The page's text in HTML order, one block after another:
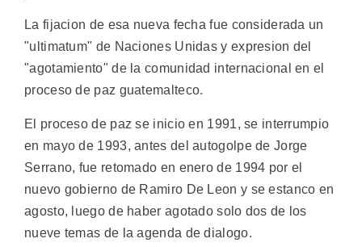
La fijacion de esa nueva fecha fue considerada un
"ultimatum" de Naciones Unidas y expresion del
"agotamiento" de la comunidad internacional en el
proceso de paz guatemalteco.
El proceso de paz se inicio en 1991, se interrumpio
en mayo de 1993, antes del autogolpe de Jorge
Serrano, fue retomado en enero de 1994 por el
nuevo gobierno de Ramiro De Leon y se estanco en
agosto, luego de haber agotado solo dos de los
nueve temas de la agenda de dialogo.